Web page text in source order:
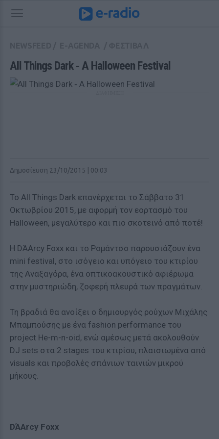
All Things Dark ‑ A Halloween Festival
Δημοσίευση 23/10/2015 | 00:03
Το All Things Dark επανέρχεται το Σάββατο 31
Οκτωβρίου 2015, με αφορμή τον εορτασμό του
Halloween, μεγαλύτερο και πιο σκοτεινό από ποτέ!
H DΆArcy Foxx και το Ρομάντσο παρουσιάζουν ένα
mini festival, στο ισόγειο και υπόγειο του κτιρίου
της Αναξαγόρα, ένα οπτικοακουστικό αφιέρωμα
στην μυστηριώδη, ζοφερή πλευρά των πραγμάτων.
Τη βραδιά θα ανοίξει ο δημιουργός ρούχων Μιχάλης
Μπαμπούσης με ένα fashion performance του
project He-m-n-oid, ενώ αμέσως μετά ακολουθούν
DJ sets στα 2 stages του κτιρίου, πλαισιωμένα από
visuals και προβολές σπάνιων ταινιών μικρού
μήκους.
DΆArcy Foxx